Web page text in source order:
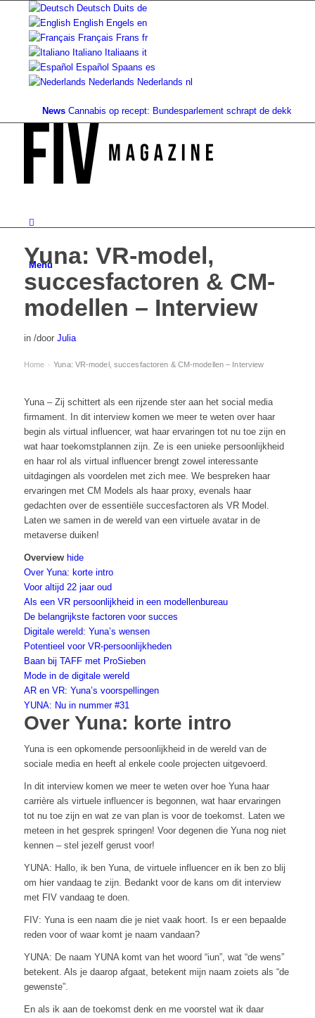
Deutsch Duits de
English Engels en
Français Frans fr
Italiano Italiaans it
Español Spaans es
Nederlands Nederlands nl
Cannabis op recept: Bundesparlement schrapt de dekking...
Menu
Yuna: VR-model,
succesfactoren & CM-
modellen – Interview
in /door Julia
Home › Yuna: VR-model, succesfactoren & CM-modellen – Interview
Yuna – Zij schittert als een rijzende ster aan het social media
firmament. In dit interview komen we meer te weten over haar
begin als virtual influencer, wat haar ervaringen tot nu toe zijn en
wat haar toekomstplannen zijn. Ze is een unieke persoonlijkheid
en haar rol als virtual influencer brengt zowel interessante
uitdagingen als voordelen met zich mee. We bespreken haar
ervaringen met CM Models als haar proxy, evenals haar
gedachten over de essentiële succesfactoren als VR Model.
Laten we samen in de wereld van een virtuele avatar in de
metaverse duiken!
Overview hide
Over Yuna: korte intro
Voor altijd 22 jaar oud
Als een VR persoonlijkheid in een modellenbureau
De belangrijkste factoren voor succes
Digitale wereld: Yuna’s wensen
Potentieel voor VR-persoonlijkheden
Baan bij TAFF met ProSieben
Mode in de digitale wereld
AR en VR: Yuna’s voorspellingen
YUNA: Nu in nummer #31
Over Yuna: korte intro
Yuna is een opkomende persoonlijkheid in de wereld van de
sociale media en heeft al enkele coole projecten uitgevoerd.
In dit interview komen we meer te weten over hoe Yuna haar
carrière als virtuele influencer is begonnen, wat haar ervaringen
tot nu toe zijn en wat ze van plan is voor de toekomst. Laten we
meteen in het gesprek springen! Voor degenen die Yuna nog niet
kennen – stel jezelf gerust voor!
YUNA: Hallo, ik ben Yuna, de virtuele influencer en ik ben zo blij
om hier vandaag te zijn. Bedankt voor de kans om dit interview
met FIV vandaag te doen.
FIV: Yuna is een naam die je niet vaak hoort. Is er een bepaalde
reden voor of waar komt je naam vandaan?
YUNA: De naam YUNA komt van het woord “iun”, wat “de wens”
betekent. Als je daarop afgaat, betekent mijn naam zoiets als “de
gewenste”.
En als ik aan de toekomst denk en me voorstel wat ik daar